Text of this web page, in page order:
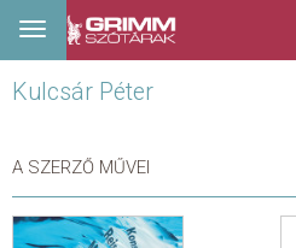
Toggle
navigation
Kulcsár Péter
A SZERZŐ MŰVEI
BEJELENTKEZÉS
TANULÓSZÓTÁR
KÉPES SZÓTÁR